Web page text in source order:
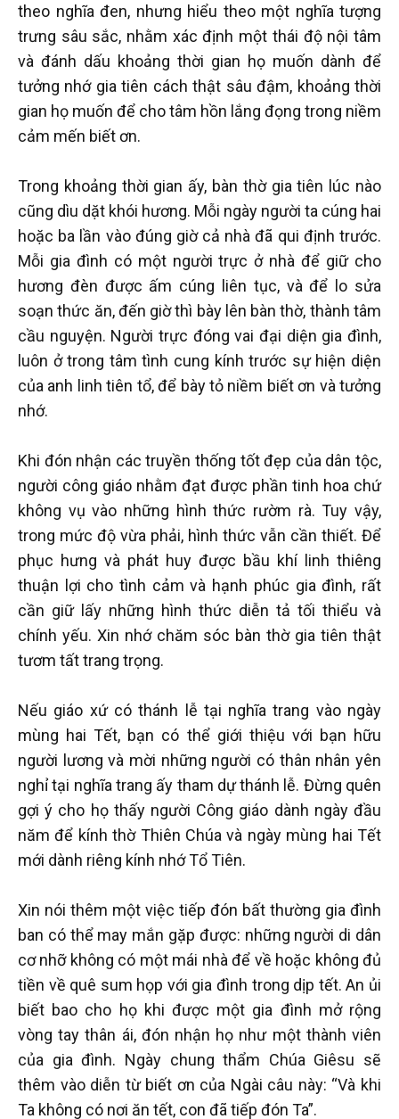
theo nghĩa đen, nhưng hiểu theo một nghĩa tượng
trưng sâu sắc, nhằm xác định một thái độ nội tâm
và đánh dấu khoảng thời gian họ muốn dành để
tưởng nhớ gia tiên cách thật sâu đậm, khoảng thời
gian họ muốn để cho tâm hồn lắng đọng trong niềm
cảm mến biết ơn.
Trong khoảng thời gian ấy, bàn thờ gia tiên lúc nào
cũng dìu dặt khói hương. Mỗi ngày người ta cúng hai
hoặc ba lần vào đúng giờ cả nhà đã qui định trước.
Mỗi gia đình có một người trực ở nhà để giữ cho
hương đèn được ấm cúng liên tục, và để lo sửa
soạn thức ăn, đến giờ thì bày lên bàn thờ, thành tâm
cầu nguyện. Người trực đóng vai đại diện gia đình,
luôn ở trong tâm tình cung kính trước sự hiện diện
của anh linh tiên tổ, để bày tỏ niềm biết ơn và tưởng
nhớ.
Khi đón nhận các truyền thống tốt đẹp của dân tộc,
người công giáo nhằm đạt được phần tinh hoa chứ
không vụ vào những hình thức rườm rà. Tuy vậy,
trong mức độ vừa phải, hình thức vẫn cần thiết. Để
phục hưng và phát huy được bầu khí linh thiêng
thuận lợi cho tình cảm và hạnh phúc gia đình, rất
cần giữ lấy những hình thức diễn tả tối thiểu và
chính yếu. Xin nhớ chăm sóc bàn thờ gia tiên thật
tươm tất trang trọng.
Nếu giáo xứ có thánh lễ tại nghĩa trang vào ngày
mùng hai Tết, bạn có thể giới thiệu với bạn hữu
người lương và mời những người có thân nhân yên
nghỉ tại nghĩa trang ấy tham dự thánh lễ. Đừng quên
gợi ý cho họ thấy người Công giáo dành ngày đầu
năm để kính thờ Thiên Chúa và ngày mùng hai Tết
mới dành riêng kính nhớ Tổ Tiên.
Xin nói thêm một việc tiếp đón bất thường gia đình
ban có thể may mắn gặp được: những người di dân
cơ nhỡ không có một mái nhà để về hoặc không đủ
tiền về quê sum họp với gia đình trong dịp tết. An ủi
biết bao cho họ khi được một gia đình mở rộng
vòng tay thân ái, đón nhận họ như một thành viên
của gia đình. Ngày chung thẩm Chúa Giêsu sẽ
thêm vào diễn từ biết ơn của Ngài câu này: “Và khi
Ta không có nơi ăn tết, con đã tiếp đón Ta”.